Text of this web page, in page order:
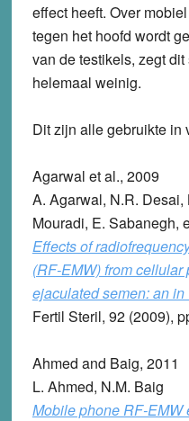
effect heeft. Over
tegen het hoofd wordt
van de testikels, zegt
helemaal weinig.
Dit zijn alle gebruikte in
Agarwal et al., 2009
A. Agarwal, N.R. Desai,
Mouradi, E. Sabanegh,
Effects of
(RF-EMW) from
ejaculated semen: an
Fertil Steril, 92 (2009),
Ahmed and Baig, 2011
L. Ahmed, N.M. Baig
Mobile phone RF-EMW